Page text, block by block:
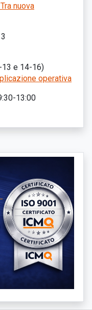
nuova
e 14-16)
operativa
13:00